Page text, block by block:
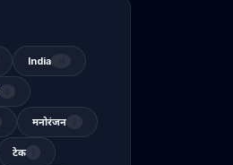
India
मनोरंजन
टेक